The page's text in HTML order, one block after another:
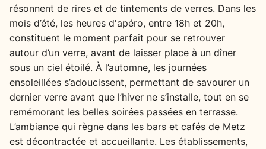
résonnent de rires et de tintements de verres. Dans les
mois d’été, les heures d'apéro, entre 18h et 20h,
constituent le moment parfait pour se retrouver
autour d’un verre, avant de laisser place à un dîner
sous un ciel étoilé. À l’automne, les journées
ensoleillées s’adoucissent, permettant de savourer un
dernier verre avant que l’hiver ne s’installe, tout en se
remémorant les belles soirées passées en terrasse.
L’ambiance qui règne dans les bars et cafés de Metz
est décontractée et accueillante. Les établissements,